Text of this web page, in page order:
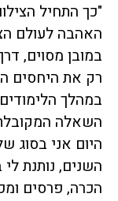
"כך התחיל
האהבה לעולם
במובן מסוים,
רק את היחסים
במהלך
השאלה
היום אני בסוג
השנים, נותנת
הכרה, פרסים